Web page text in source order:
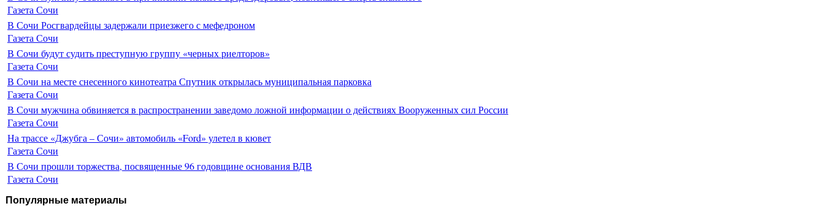
Газета Сочи
В Сочи Росгвардейцы задержали приезжего с мефедроном
Газета Сочи
В Сочи будут судить преступную группу «черных риелторов»
Газета Сочи
В Сочи на месте снесенного кинотеатра Спутник открылась муниципальная парковка
Газета Сочи
В Сочи мужчина обвиняется в распространении заведомо ложной информации о действиях Вооруженных сил России
Газета Сочи
На трассе «Джубга – Сочи» автомобиль «Ford» улетел в кювет
Газета Сочи
В Сочи прошли торжества, посвященные 96 годовщине основания ВДВ
Газета Сочи
Популярные материалы